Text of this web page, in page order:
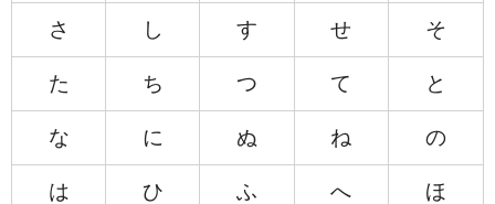
さ し す せ そ
た ち つ て と
な に ぬ ね の
は ひ ふ へ ほ